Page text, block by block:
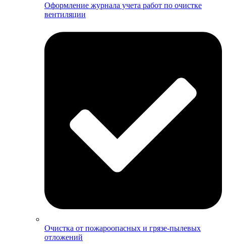
Оформление журнала учета работ по очистке
вентиляции
Очистка от пожароопасных и грязе-пылевых
отложений